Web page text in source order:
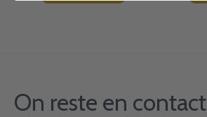
On reste en contact